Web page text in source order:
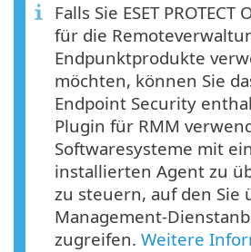
Falls Sie ESET
für die
Endpunktprodukte
möchten, können Sie
Endpoint Security
Plugin für RMM
Softwaresysteme mit
installierten Agent zu
zu steuern, auf den Sie
Management-
zugreifen. Weitere